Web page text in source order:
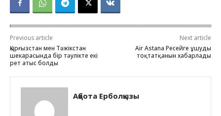
Previous article
Қырғызстан мен Тәжікстан
шекарасында бір тәулікте екі
рет атыс болды
Next article
Air Astana Ресейге ұшуды
тоқтатқанын хабарлады
Ақбота Ерболқызы